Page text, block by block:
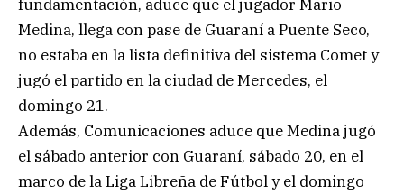
fundamentación, aduce que el jugador Mario
Medina, llega con pase de Guaraní a Puente Seco,
no estaba en la lista definitiva del sistema Comet y
jugó el partido en la ciudad de Mercedes, el
domingo 21.
Además, Comunicaciones aduce que Medina jugó
el sábado anterior con Guaraní, sábado 20, en el
marco de la Liga Libreña de Fútbol y el domingo